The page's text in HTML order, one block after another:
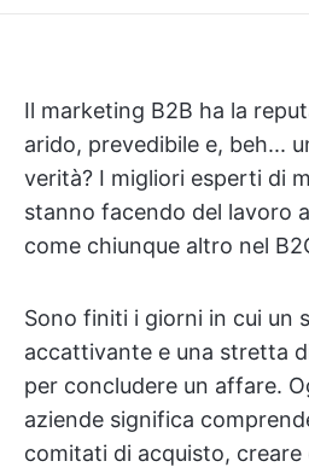
Il marketing B2B ha la
arido, prevedibile e, beh...
verità? I migliori esperti di
stanno facendo del lavoro
come chiunque altro nel
Sono finiti i giorni in cui un
accattivante e una stretta
per concludere un affare.
aziende significa
comitati di acquisto,